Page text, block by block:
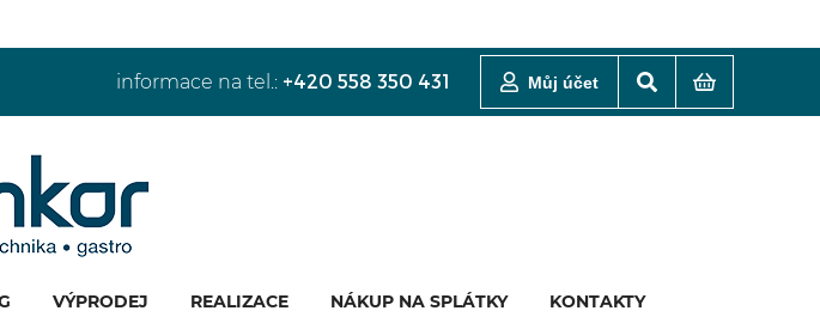
informace na tel.: +420 558 350 431 Můj účet
VÝPRODEJ REALIZACE NÁKUP NA SPLÁTKY KONTAKTY